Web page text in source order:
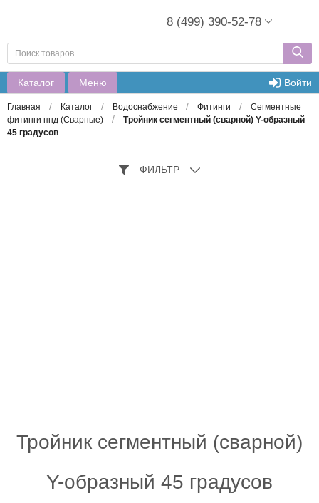
8 (499) 390-52-78
Каталог Меню Войти
Главная / Каталог / Водоснабжение / Фитинги /
Сегментные
фитинги пнд (Сварные)
/
Тройник сегментный (сварной) Y-образный
45 градусов
ФИЛЬТР
Тройник сегментный (сварной)
Y-образный 45 градусов